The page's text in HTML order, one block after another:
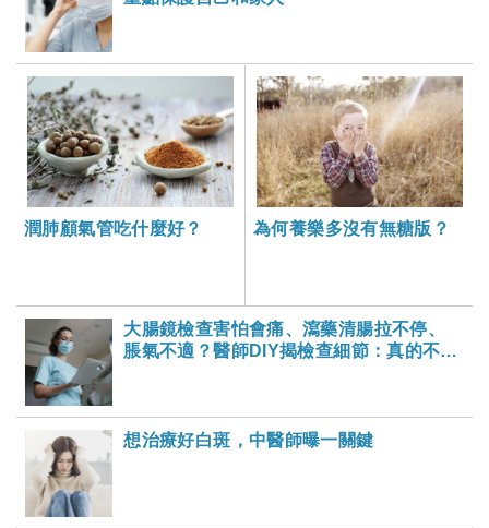
潤肺顧氣管吃什麼好？ 為何養樂多沒有無糖版？
大腸鏡檢查害怕會痛、瀉藥清腸拉不停、
脹氣不適？醫師DIY揭檢查細節：真的不
想治療好白斑，中醫師曝一關鍵